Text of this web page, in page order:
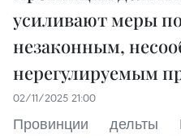
усиливают меры
незаконным,
нерегулируемым
02/11/2025 21:00
Провинции дельты